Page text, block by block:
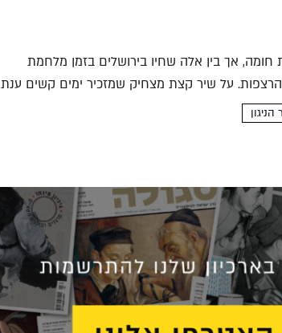
אך בין אלה שחיו בירושלים בזמן מלחמת
על שיר קצת מצחיק שמזכיר ימים קשים ענת
הניגון